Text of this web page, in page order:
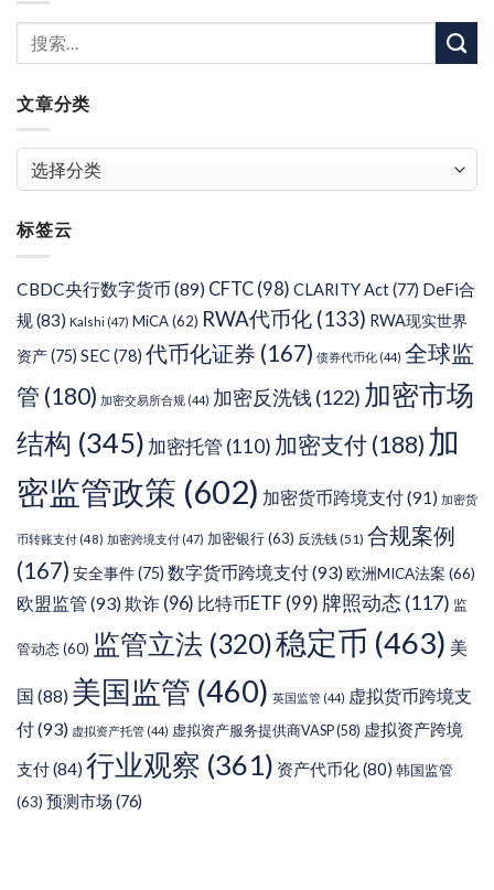
文章分类
类
标签云
CBDC央行数字货币 (89) CFTC (98) CLARITY Act(77) DeFi合
规(83) Kalshi (47) MiCA(62) RWA代币化 (133) RWA现实世界
资产(75) SEC(78) 代币化证券 (167) 债券代币化 (44) 全球监
管 (180) 加密交易所合规 (44) 加密反洗钱 (122) 加密市场
结构 (345) 加密托管 (110) 加密支付 (188) 加
密监管政策 (602) 加密货币跨境支付(91) 加密货
币转账支付 (48) 加密跨境支付 (47) 加密银行(63) 反洗钱(51) 合规案例
(167) 安全事件(75) 数字货币跨境支付(93)欧洲MICA法案 (66)
欧盟监管 (93)欺诈 (96) 比特币ETF (99) 牌照动态 (117) 监
管动态(60) 监管立法 (320)稳定币 (463) 美
国 (88) 美国监管 (460) 英国监管 (44) 虚拟货币跨境支
付(93) 虚拟资产托管 (44) 虚拟资产服务提供商VASP(58) 虚拟资产跨境
支付(84) 行业观察 (361) 资产代币化(80) 韩国监管
(63) 预测市场 (76)